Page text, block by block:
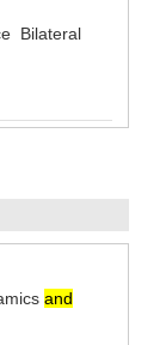
Bilateral
and